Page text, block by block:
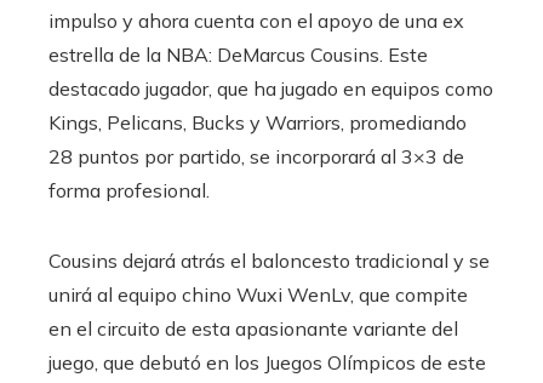
impulso y ahora cuenta con el apoyo de una ex
estrella de la NBA: DeMarcus Cousins. Este
destacado jugador, que ha jugado en equipos como
Kings, Pelicans, Bucks y Warriors, promediando
28 puntos por partido, se incorporará al 3×3 de
forma profesional.
Cousins ​​dejará atrás el baloncesto tradicional y se
unirá al equipo chino Wuxi WenLv, que compite
en el circuito de esta apasionante variante del
juego, que debutó en los Juegos Olímpicos de este